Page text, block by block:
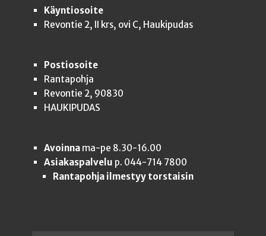
Käyntiosoite
Revontie 2, II krs, ovi C, Haukipudas
Postiosoite
Rantapohja
Revontie 2, 90830
HAUKIPUDAS
Avoinnama-pe 8.30-16.00
Asiakaspalvelu p. 044-714 7800
Rantapohja ilmestyy torstaisin